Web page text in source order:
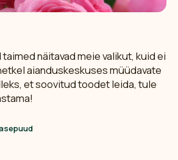
näitavad meie valikut, kuid ei
aianduskeskuses müüdavate
et soovitud toodet leida, tule